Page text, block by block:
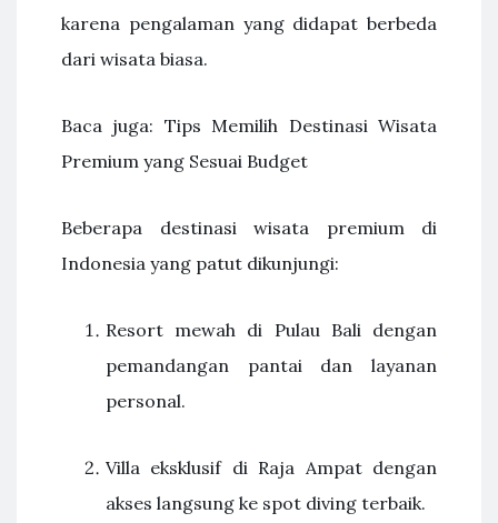
karena pengalaman yang didapat berbeda
dari wisata biasa.
Baca juga: Tips Memilih Destinasi Wisata
Premium yang Sesuai Budget
Beberapa destinasi wisata premium di
Indonesia yang patut dikunjungi:
Resort mewah di Pulau Bali dengan
pemandangan pantai dan layanan
personal.
Villa eksklusif di Raja Ampat dengan
akses langsung ke spot diving terbaik.